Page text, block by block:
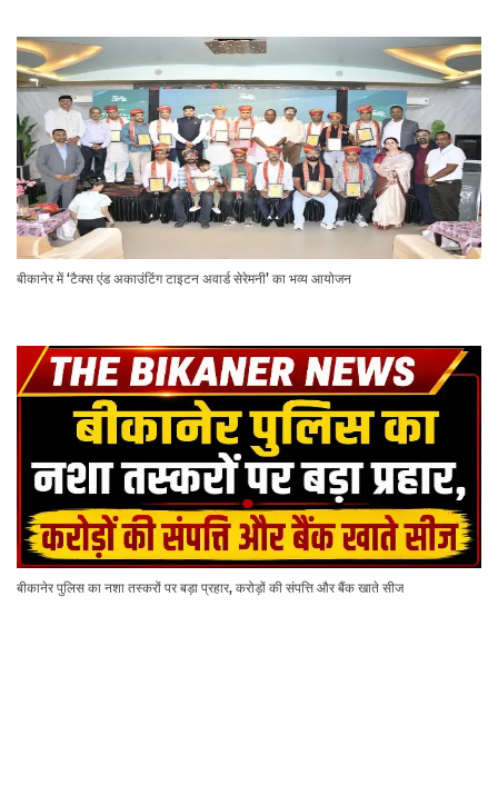
बीकानेर में ‘टैक्स एंड अकाउंटिंग टाइटन अवार्ड सेरेमनी’ का भव्य आयोजन
बीकानेर पुलिस का नशा तस्करों पर बड़ा प्रहार, करोड़ों की संपत्ति और बैंक खाते सीज